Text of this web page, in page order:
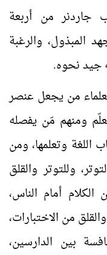
جاردنر من أربعة
المبذول، والرغبة
جيد نحوه.
من يجعل عنصر
ومنهم مَن يفصله
اللغة وتعلمها، ومن
وللتوتر والقلق
الكلام أمام الناس،
من الاختبارات،
بين الدارسين،